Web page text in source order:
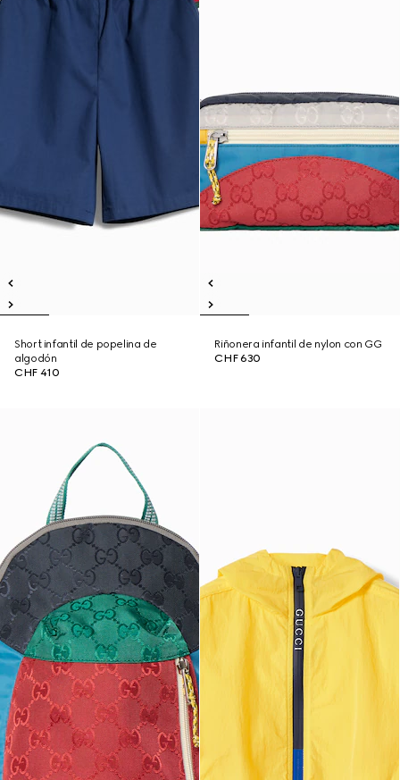
Short infantil de popelina de
algodón
CHF 410
Riñonera infantil de nylon con GG
CHF 630